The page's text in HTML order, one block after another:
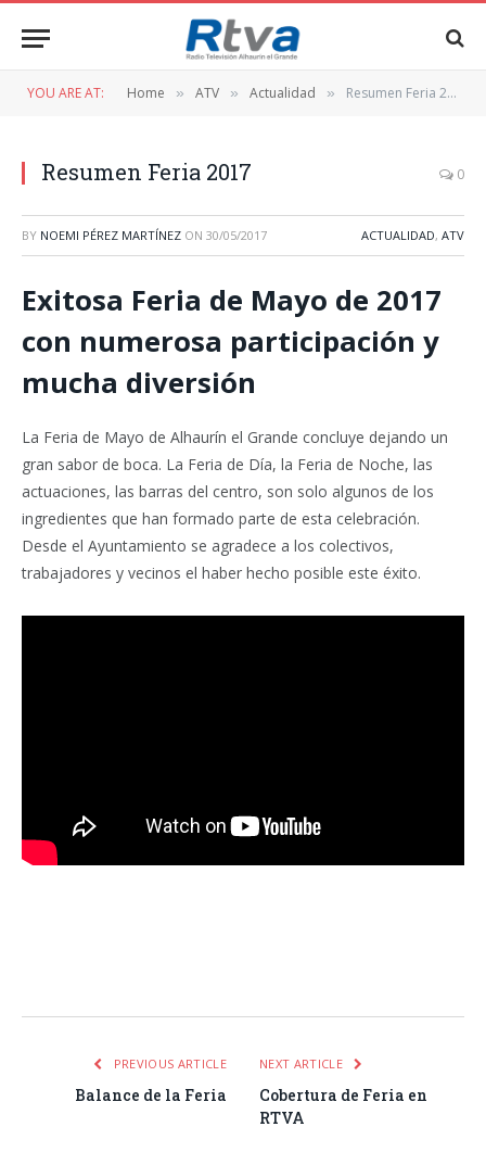
YOU ARE AT: Home » ATV » Actualidad » Resumen Feria 2017
Resumen Feria 2017 0
BY NOEMI PÉREZ MARTÍNEZ ON 30/05/2017 ACTUALIDAD, ATV
Exitosa Feria de Mayo de 2017
con numerosa participación y
mucha diversión
La Feria de Mayo de Alhaurín el Grande concluye dejando un
gran sabor de boca. La Feria de Día, la Feria de Noche, las
actuaciones, las barras del centro, son solo algunos de los
ingredientes que han formado parte de esta celebración.
Desde el Ayuntamiento se agradece a los colectivos,
trabajadores y vecinos el haber hecho posible este éxito.
PREVIOUS ARTICLE
Balance de la Feria
NEXT ARTICLE
Cobertura de Feria en
RTVA